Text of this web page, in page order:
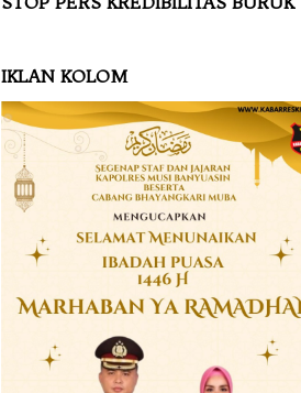
IKLAN KOLOM